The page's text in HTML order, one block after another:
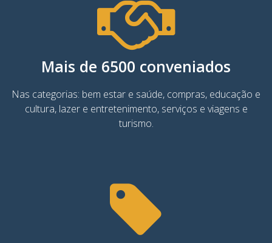
Mais de 6500 conveniados
Nas categorias: bem estar e saúde, compras, educação e
cultura, lazer e entretenimento, serviços e viagens e
turismo.